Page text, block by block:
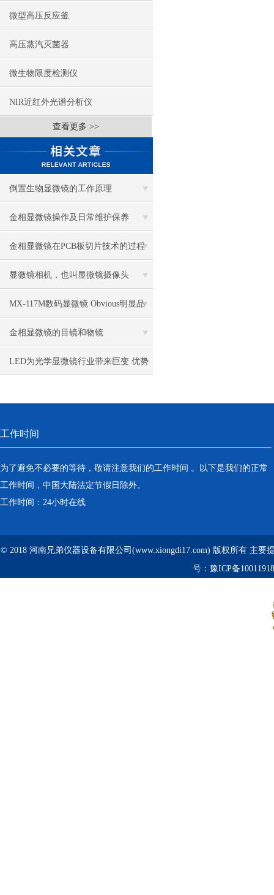
微型高压反应釜
高压蒸汽灭菌器
微生物限度检测仪
NIR近红外光谱分析仪
查看更多 >>
倒置生物显微镜的工作原理
金相显微镜操作及日常维护保养
金相显微镜在PCB板切片技术的过程
控制中的作用
显微镜相机，也叫显微镜摄像头
MX-117M数码显微镜 Obvious明显品
牌值得推荐
金相显微镜的目镜和物镜
LED为光学显微镜行业带来巨变 优势
工作时间
为了避免不必要的等待，敬请注意我们的工作时间 。以下是我们的正常
工作时间，中国大陆法定节假日除外。
工作时间：24小时在线
© 2018 河南兄弟仪器设备有限公司(www.xiongdi17.com) 版权所有 主要
号： 豫ICP备